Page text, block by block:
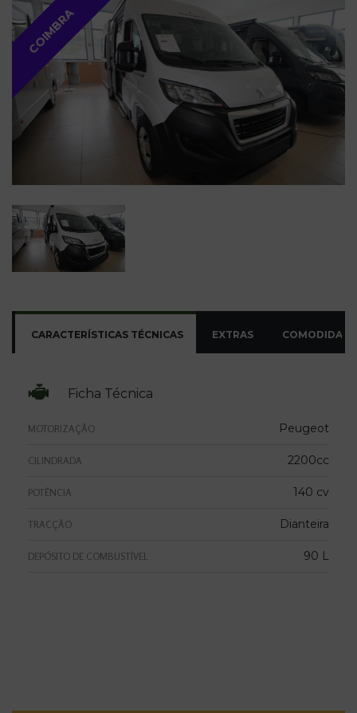
COIMBRA
CARACTERÍSTICAS TÉCNICAS EXTRAS
Ficha Técnica
MOTORIZAÇÃO Peugeot
CILINDRADA 2200cc
POTÊNCIA 140 cv
TRACÇÃO Dianteira
DEPÓSITO DE COMBUSTÍVEL 90 L